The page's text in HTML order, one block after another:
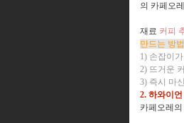
의 카페오
재료 커피
만드는 방법
1) 손잡이
2) 뜨거운
3) 즉시 마
2. 하와이언
카페오레